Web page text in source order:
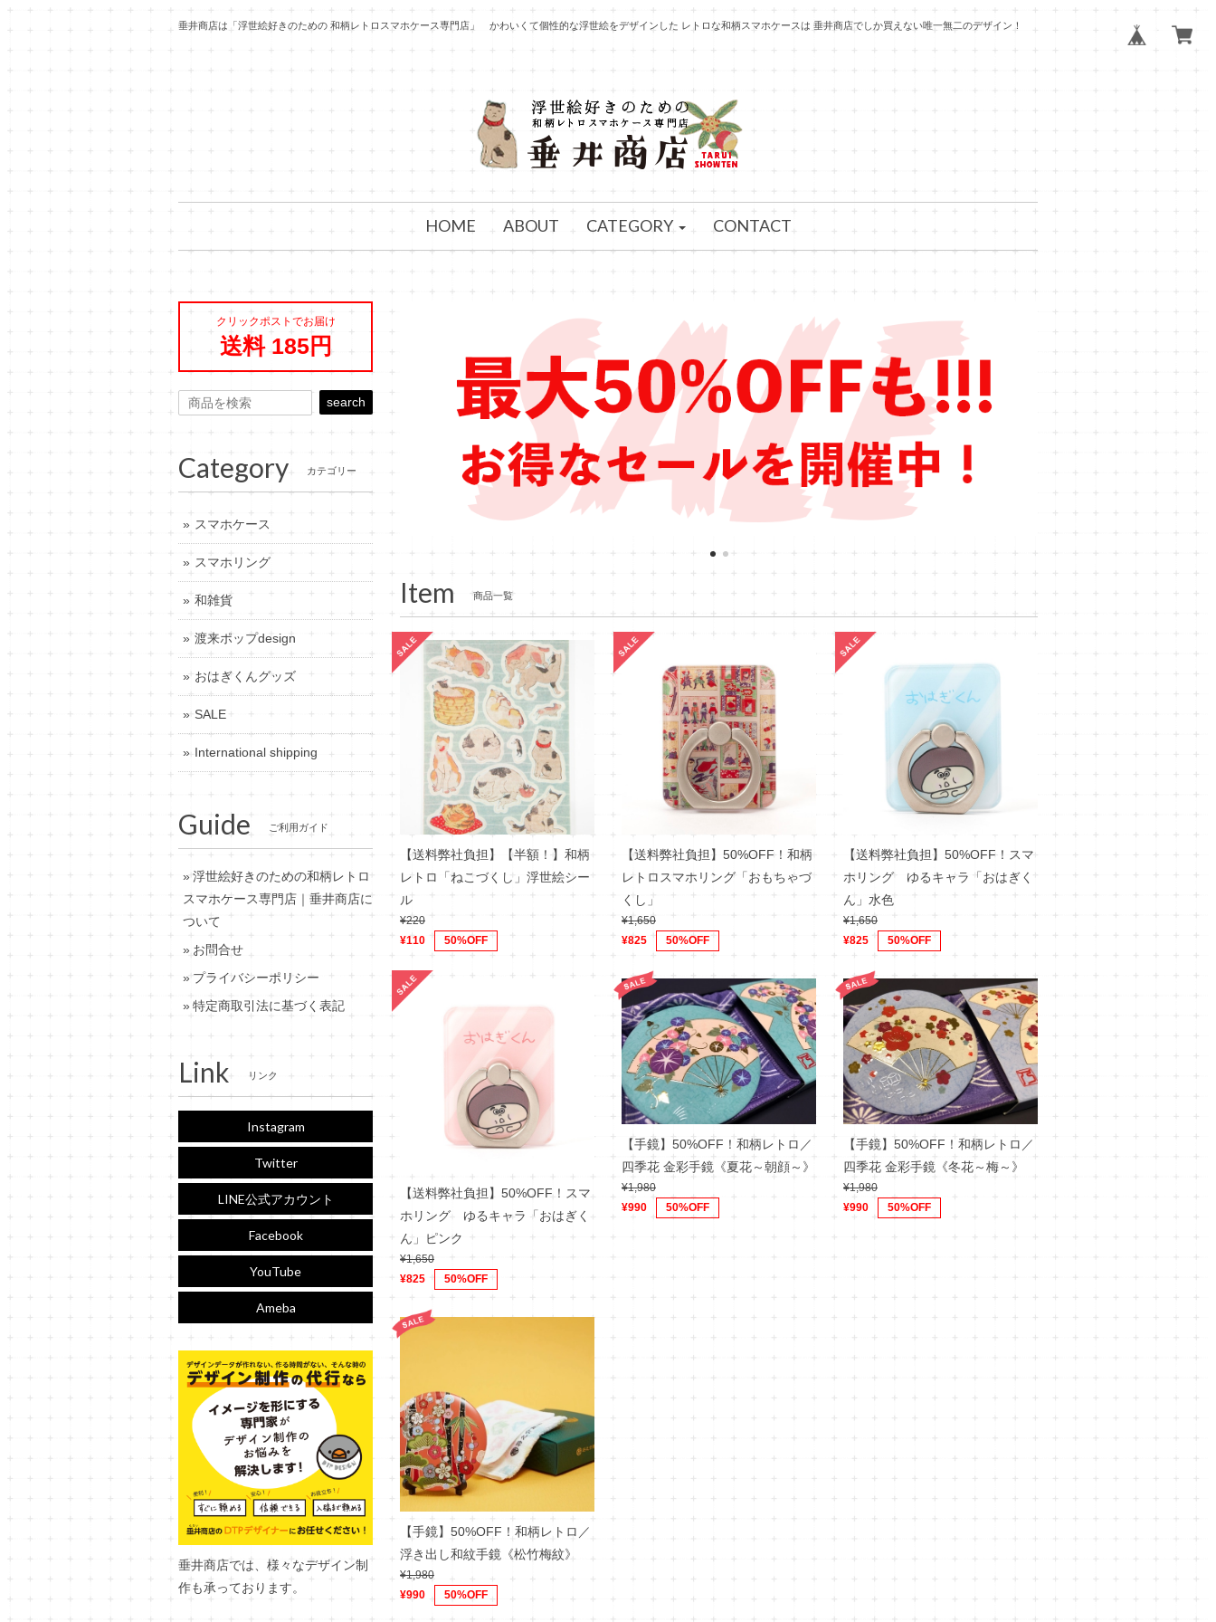
垂井商店は「浮世絵好きのための 和柄レトロスマホケース専門店」 かわいくて個性的な浮世絵をデザインした レトロな和柄スマホケースは 垂井商店でしか買えない唯一無二のデザイン！
HOME ABOUT CATEGORY CONTACT
Item 商品一覧
【送料弊社負担】【半額！】和柄
レトロ「ねこづくし」浮世絵シー
ル
¥220
¥110
50%OFF
【送料弊社負担】50%OFF！和柄
レトロスマホリング「おもちゃづ
くし」
¥1,650
¥825
50%OFF
【送料弊社負担】50%OFF！スマ
ホリング ゆるキャラ「おはぎく
ん」水色
¥1,650
¥825
50%OFF
【送料弊社負担】50%OFF！スマ
ホリング ゆるキャラ「おはぎく
ん」ピンク
¥1,650
¥825
50%OFF
【手鏡】50%OFF！和柄レトロ／
四季花 金彩手鏡《夏花～朝顔～》
¥1,980
¥990
50%OFF
【手鏡】50%OFF！和柄レトロ／
四季花 金彩手鏡《冬花～梅～》
¥1,980
¥990
50%OFF
【手鏡】50%OFF！和柄レトロ／
浮き出し和紋手鏡《松竹梅紋》
¥1,980
¥990
50%OFF
クリックポストでお届け
送料 185円
search
Category カテゴリー
スマホケース
スマホリング
和雑貨
渡来ポップdesign
おはぎくんグッズ
SALE
International shipping
Guide ご利用ガイド
浮世絵好きのための和柄レトロ
スマホケース専門店｜垂井商店に
ついて
お問合せ
プライバシーポリシー
特定商取引法に基づく表記
Link リンク
Instagram
Twitter
LINE公式アカウント
Facebook
YouTube
Ameba
垂井商店では、様々なデザイン制
作も承っております。